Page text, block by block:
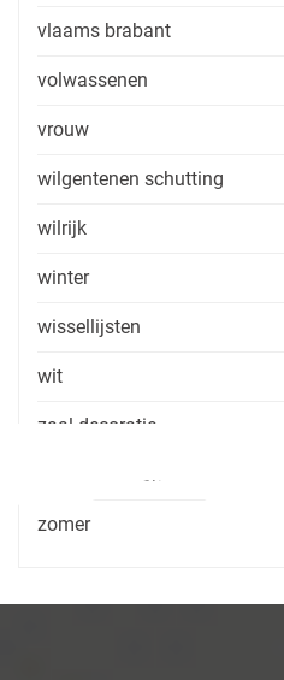
vlaams brabant
volwassenen
vrouw
wilgentenen schutting
wilrijk
winter
wissellijsten
wit
zaal decoratie
zaal huren zonder consumptie
zomer